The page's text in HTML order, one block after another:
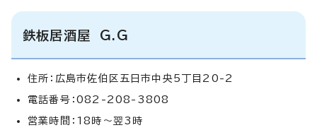
鉄板居酒屋 G.G
住所：広島市佐伯区五日市中央5丁目20-2
電話番号：082-208-3808
営業時間：18時～翌3時